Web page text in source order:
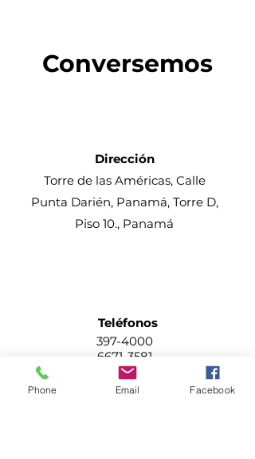
Conversemos
Dirección
Torre de las Américas, Calle
Punta Darién, Panamá, Torre D,
Piso 10., Panamá
Teléfonos
397-4000
6671-3581
Phone Email Facebook